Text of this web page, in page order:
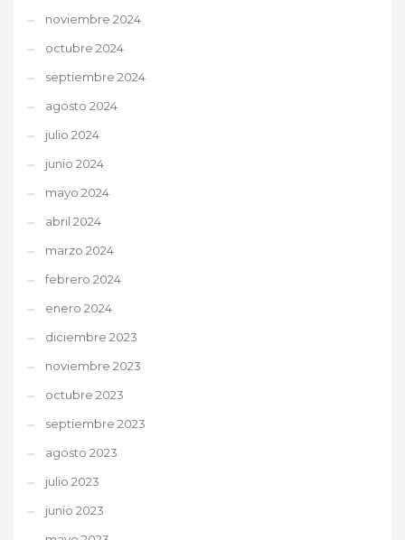
noviembre 2024
octubre 2024
septiembre 2024
agosto 2024
julio 2024
junio 2024
mayo 2024
abril 2024
marzo 2024
febrero 2024
enero 2024
diciembre 2023
noviembre 2023
octubre 2023
septiembre 2023
agosto 2023
julio 2023
junio 2023